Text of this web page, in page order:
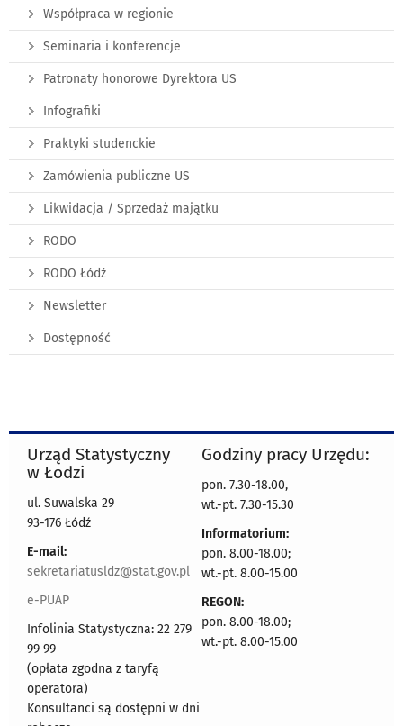
Współpraca w regionie
Seminaria i konferencje
Patronaty honorowe Dyrektora US
Infografiki
Praktyki studenckie
Zamówienia publiczne US
Likwidacja / Sprzedaż majątku
RODO
RODO Łódź
Newsletter
Dostępność
Urząd Statystyczny
w Łodzi
ul. Suwalska 29
93-176 Łódź
E-mail:
sekretariatusldz@stat.gov.pl
e-PUAP
Infolinia Statystyczna: 22 279
99 99
(opłata zgodna z taryfą
operatora)
Konsultanci są dostępni w dni
Godziny pracy Urzędu:
pon. 7.30-18.00,
wt.-pt. 7.30-15.30
Informatorium:
pon. 8.00-18.00;
wt.-pt. 8.00-15.00
REGON:
pon. 8.00-18.00;
wt.-pt. 8.00-15.00